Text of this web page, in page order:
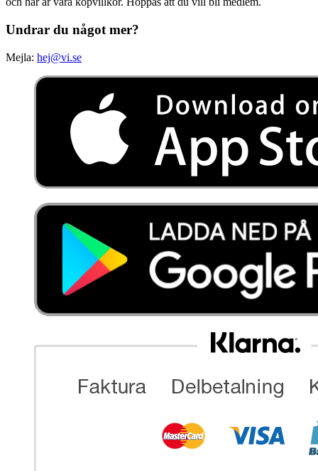
Undrar du något mer?
Mejla: hej@vi.se